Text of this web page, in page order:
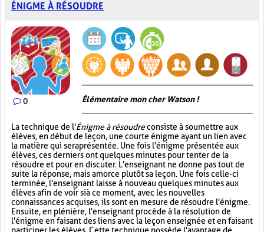
ÉNIGME À RÉSOUDRE
0 Élémentaire mon cher Watson !
La technique de l'Énigme à résoudreconsiste à soumettre aux
élèves, en début de leçon, une courte énigme ayant un lien avec
la matière qui sera présentée. Une fois l'énigme présentée aux
élèves, ces derniers ont quelques minutes pour tenter de la
résoudre et pour en discuter. L'enseignant ne donne pas tout de
suite la réponse, mais amorce plutôt sa leçon. Une fois celle-ci
terminée, l'enseignant laisse à nouveau quelques minutes aux
élèves afin de voir si à ce moment, avec les nouvelles
connaissances acquises, ils sont en mesure de résoudre l'énigme.
Ensuite, en plénière, l'enseignant procède à la résolution de
l'énigme en faisant des liens avec la leçon enseignée et en faisant